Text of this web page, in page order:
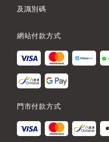
及識別碼
網站付款方式
門市付款方式